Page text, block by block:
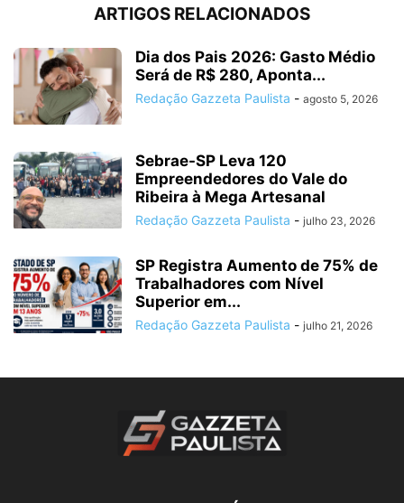
ARTIGOS RELACIONADOS
Dia dos Pais 2026: Gasto Médio
Será de R$ 280, Aponta...
Redação Gazzeta Paulista - agosto 5, 2026
Sebrae-SP Leva 120
Empreendedores do Vale do
Ribeira à Mega Artesanal
Redação Gazzeta Paulista - julho 23, 2026
SP Registra Aumento de 75% de
Trabalhadores com Nível
Superior em...
Redação Gazzeta Paulista - julho 21, 2026